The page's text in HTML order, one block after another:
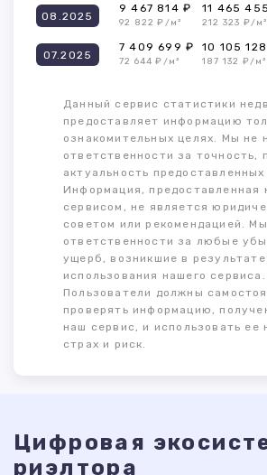
08.2025
9 467 814 ₽
92 822 ₽/м²
11 465
212 323 ₽/м²
07.2025
7 409 699 ₽
72 644 ₽/м²
10 105
187 132 ₽/м²
Данный сервис статистики
предоставляет информацию
ознакомительных целях. Мы не
ответственности за точность,
актуальность
Информация, предоставленная
сервисом, не является
советом или рекомендацией.
ответственности за любые
ущерб, возникшие в результате
использования нашего сервиса.
Пользователи должны
проверять информацию,
наш сервис, и использовать ее
страх и риск.
Цифровая
риэлтора